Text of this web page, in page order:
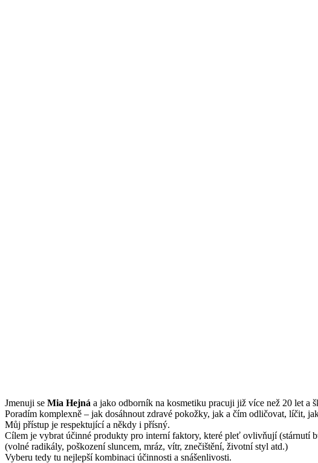
Jmenuji se Mia Hejná a jako odborník na kosmetiku pracuji již více než 20 let
Poradím komplexně – jak dosáhnout zdravé pokožky, jak a čím odličovat, líčit,
Můj přístup je respektující a někdy i přísný.
Cílem je vybrat účinné produkty pro interní faktory, které pleť ovlivňují (stárnutí
(volné radikály, poškození sluncem, mráz, vítr, znečištění, životní styl atd.)
Vyberu tedy tu nejlepší kombinaci účinnosti a snášenlivosti.